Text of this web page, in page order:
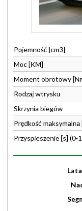
Pojemność [cm3]
Moc [KM]
Moment obrotowy
Rodzaj wtrysku
Skrzynia biegów
Prędkość
Przyspieszenie [s] (0-